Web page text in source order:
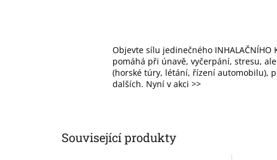
Objevte sílu jedinečného INHALAČNÍHO
pomáhá při únavě, vyčerpání, stresu,
(horské túry, létání, řízení automobilu),
dalších. Nyní v akci >>
Související produkty